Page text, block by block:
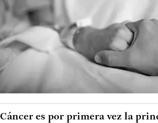
Cáncer es por primera vez la